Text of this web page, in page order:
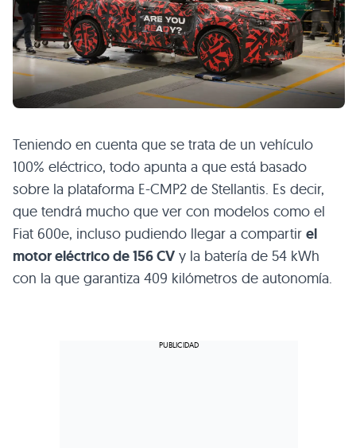
Teniendo en cuenta que se trata de un vehículo
100% eléctrico, todo apunta a que está basado
sobre la plataforma E-CMP2 de Stellantis. Es decir,
que tendrá mucho que ver con modelos como el
Fiat 600e, incluso pudiendo llegar a compartir el
motor eléctrico de 156 CV y la batería de 54 kWh
con la que garantiza 409 kilómetros de autonomía.